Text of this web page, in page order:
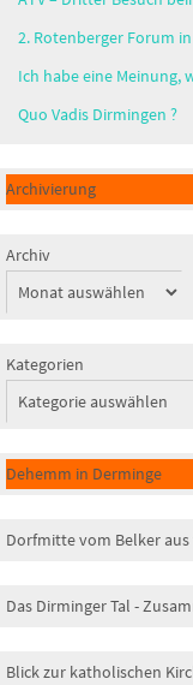
2. Rotenberger Forum
Ich habe eine Meinung,
Quo Vadis Dirmingen ?
Archivierung
Archiv
Kategorien
Dehemm in Derminge
Dorfmitte vom Belker
Das Dirminger Tal -
Blick zur katholischen